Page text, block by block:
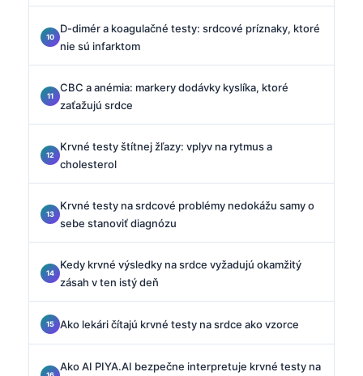
D-dimér a koagulačné testy: srdcové príznaky, ktoré
nie sú infarktom
CBC a anémia: markery dodávky kyslíka, ktoré
zaťažujú srdce
Krvné testy štítnej žľazy: vplyv na rytmus a
cholesterol
Krvné testy na srdcové problémy nedokážu samy o
sebe stanoviť diagnózu
Kedy krvné výsledky na srdce vyžadujú okamžitý
zásah v ten istý deň
Ako lekári čítajú krvné testy na srdce ako vzorce
Ako AI PIYA.AI bezpečne interpretuje krvné testy na